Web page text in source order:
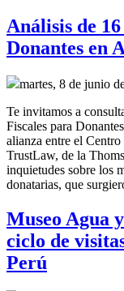
Análisis de
Donantes en
martes, 8 de junio
Te invitamos a
Fiscales para
alianza entre el
TrustLaw, de la
inquietudes sobre los
donatarias, que
Museo Agua
ciclo de
Perú